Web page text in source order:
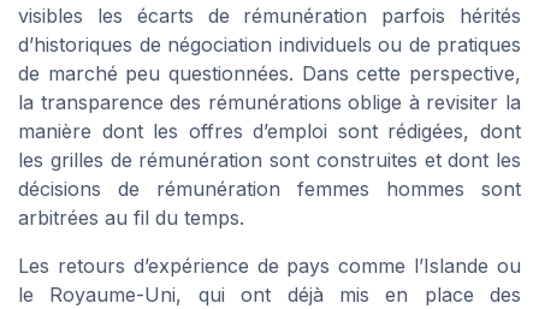
visibles les écarts de rémunération parfois hérités
d’historiques de négociation individuels ou de pratiques
de marché peu questionnées. Dans cette perspective,
la transparence des rémunérations oblige à revisiter la
manière dont les offres d’emploi sont rédigées, dont
les grilles de rémunération sont construites et dont les
décisions de rémunération femmes hommes sont
arbitrées au fil du temps.
Les retours d’expérience de pays comme l’Islande ou
le Royaume-Uni, qui ont déjà mis en place des